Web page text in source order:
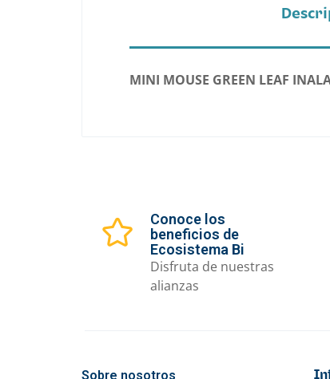
MINI MOUSE GREEN LEAF
Conoce los
beneficios de
Ecosistema Bi
Disfruta de nuestras
alianzas
Sobre nosotros